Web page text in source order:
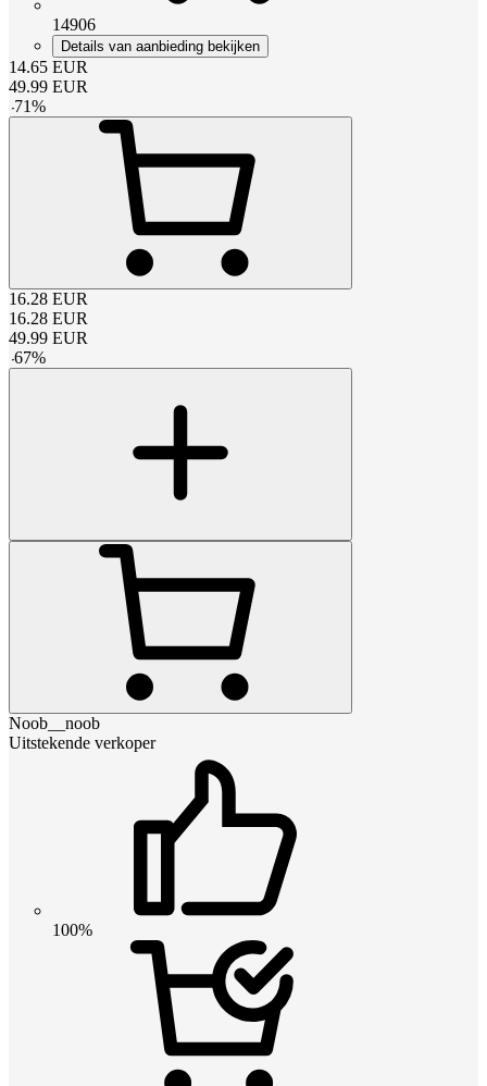
14906
Details van aanbieding bekijken
14.65 EUR
49.99 EUR
-71%
16.28 EUR
16.28 EUR
49.99 EUR
-67%
Noob__noob
Uitstekende verkoper
100%